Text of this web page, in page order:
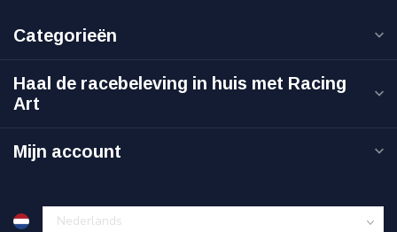
Categorieën
Haal de racebeleving in huis met Racing
Art
Mijn account